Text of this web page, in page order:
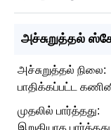
அச்சுறுத்தல்
அச்சுறுத்தல் நிலை:
பாதிக்கப்பட்ட
முதலில் பார்த்தது:
இறுதியாக